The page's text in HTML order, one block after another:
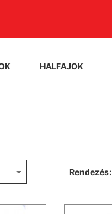
HALFAJOK
Rendezés: